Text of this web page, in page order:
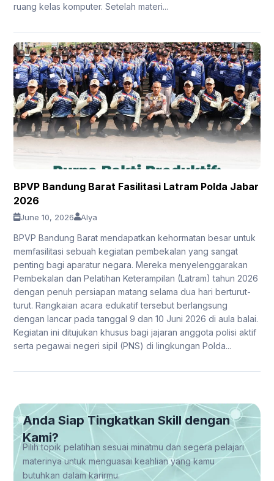
ruang kelas komputer. Setelah materi...
BPVP Bandung Barat Fasilitasi Latram Polda Jabar
2026
June 10, 2026 Alya
BPVP Bandung Barat mendapatkan kehormatan besar untuk
memfasilitasi sebuah kegiatan pembekalan yang sangat
penting bagi aparatur negara. Mereka menyelenggarakan
Pembekalan dan Pelatihan Keterampilan (Latram) tahun 2026
dengan penuh persiapan matang selama dua hari berturut-
turut. Rangkaian acara edukatif tersebut berlangsung
dengan lancar pada tanggal 9 dan 10 Juni 2026 di aula balai.
Kegiatan ini ditujukan khusus bagi jajaran anggota polisi aktif
serta pegawai negeri sipil (PNS) di lingkungan Polda...
Anda Siap Tingkatkan Skill dengan
Kami?
Pilih topik pelatihan sesuai minatmu dan segera pelajari
materinya untuk menguasai keahlian yang kamu
butuhkan dalam karirmu.